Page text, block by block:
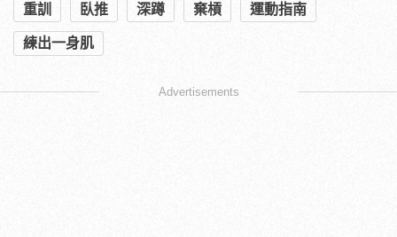
重訓 臥推 深蹲 棄槓 運動指南
練出一身肌
Advertisements